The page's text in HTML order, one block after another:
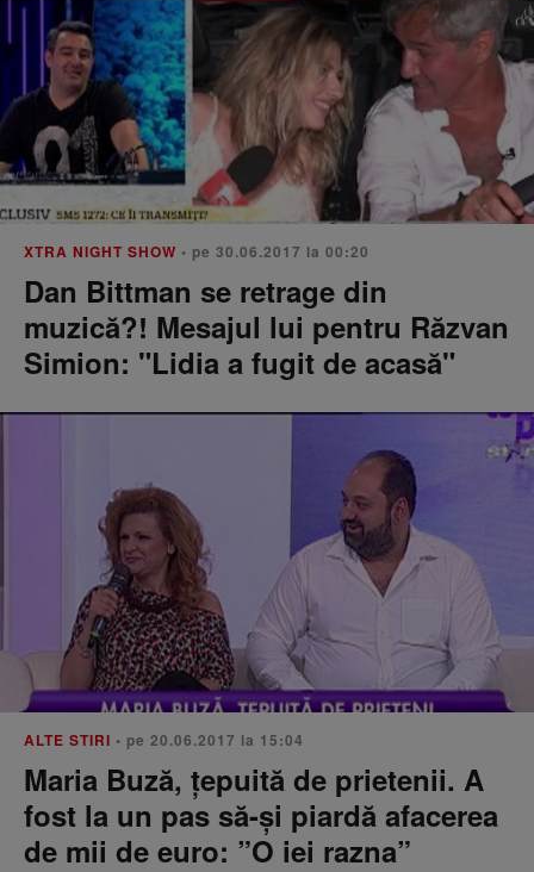
XTRA NIGHT SHOW • pe 30.06.2017 la 00:20
Dan Bittman se retrage din
muzică?! Mesajul lui pentru Răzvan
Simion: "Lidia a fugit de acasă"
ALTE STIRI • pe 20.06.2017 la 15:04
Maria Buză, ţepuită de prietenii. A
fost la un pas să-şi piardă afacerea
de mii de euro: ”O iei razna”